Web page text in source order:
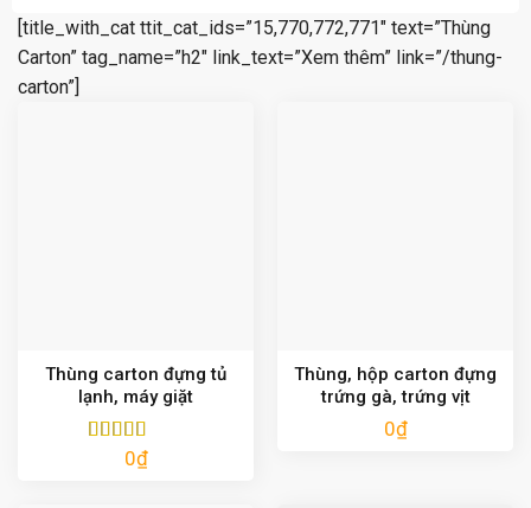
[title_with_cat ttit_cat_ids=”15,770,772,771″ text=”Thùng
Carton” tag_name=”h2″ link_text=”Xem thêm” link=”/thung-
carton”]
Thùng carton đựng tủ
lạnh, máy giặt
Được xếp
0₫
Thùng, hộp carton đựng
trứng gà, trứng vịt
0₫